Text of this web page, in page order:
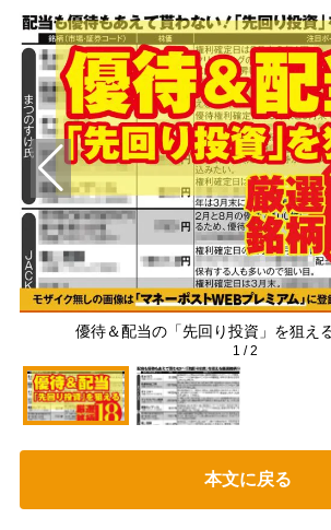
優待＆配当の「先回り投資」を狙え
1 /2
本文に戻る